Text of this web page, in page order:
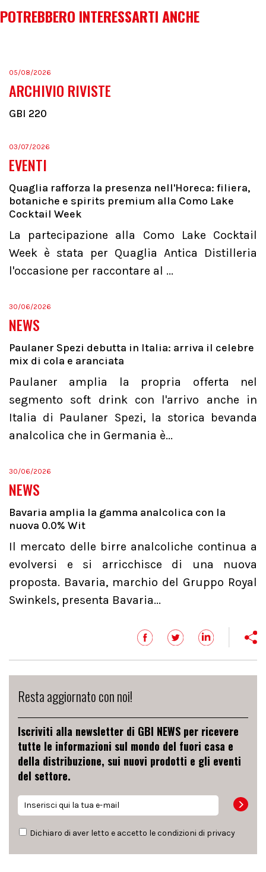
POTREBBERO INTERESSARTI ANCHE
05/08/2026
ARCHIVIO RIVISTE
GBI 220
03/07/2026
EVENTI
Quaglia rafforza la presenza nell'Horeca: filiera,
botaniche e spirits premium alla Como Lake
Cocktail Week
La partecipazione alla Como Lake Cocktail
Week è stata per Quaglia Antica Distilleria
l'occasione per raccontare al ...
30/06/2026
NEWS
Paulaner Spezi debutta in Italia: arriva il celebre
mix di cola e aranciata
Paulaner amplia la propria offerta nel
segmento soft drink con l'arrivo anche in
Italia di Paulaner Spezi, la storica bevanda
analcolica che in Germania è...
30/06/2026
NEWS
Bavaria amplia la gamma analcolica con la
nuova 0.0% Wit
Il mercato delle birre analcoliche continua a
evolversi e si arricchisce di una nuova
proposta. Bavaria, marchio del Gruppo Royal
Swinkels, presenta Bavaria...
Resta aggiornato con noi!
Iscriviti alla newsletter di GBI NEWS per ricevere
tutte le informazioni sul mondo del fuori casa e
della distribuzione, sui nuovi prodotti e gli eventi
del settore.
Dichiaro di aver letto e accetto le condizioni di privacy